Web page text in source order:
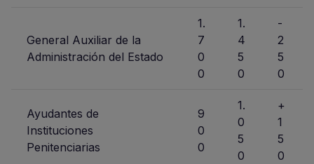
General Auxiliar de la
Administración del Estado
1.
7
0
0
1.
4
5
0
-
2
5
0
Ayudantes de
Instituciones
Penitenciarias
9
0
0
1.
0
5
0
+
1
5
0